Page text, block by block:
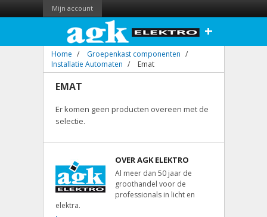
Mijn account
+
Home / Groepenkast componenten /
Installatie Automaten / Emat
EMAT
Er komen geen producten overeen met de
selectie.
OVER AGK ELEKTRO
Al meer dan 50 jaar de
groothandel voor de
professionals in licht en
elektra.